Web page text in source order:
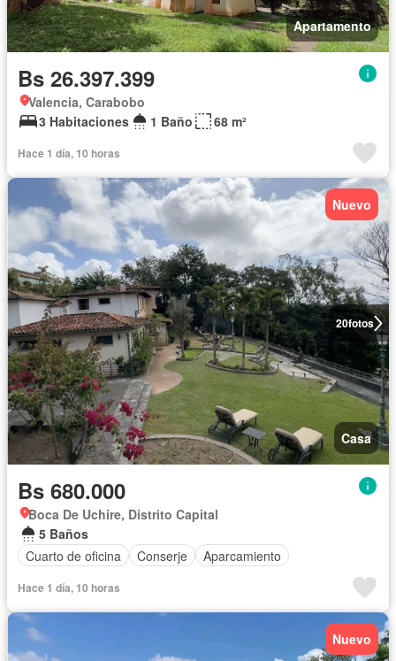
Apartamento
Bs 26.397.399
Valencia, Carabobo
3 Habitaciones
1 Baño 68 m²
Hace 1 día, 10 horas
20fotos
Nuevo
Casa
Bs 680.000
Boca De Uchire, Distrito Capital
5 Baños
Cuarto de oficina
Conserje Aparcamiento
Hace 1 día, 10 horas
Nuevo